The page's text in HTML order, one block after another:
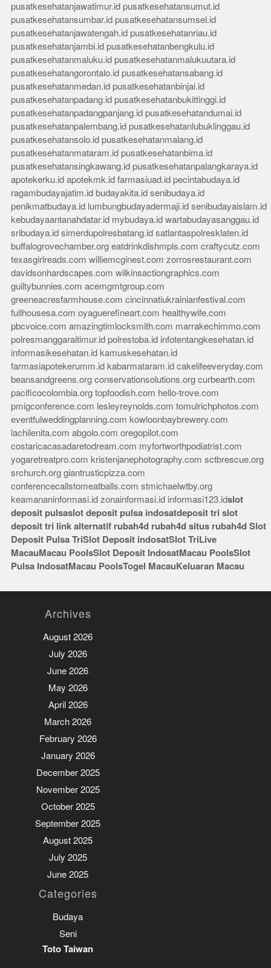
pusatkesehatanjawatimur.id pusatkesehatansumut.id
pusatkesehatansumbar.id pusatkesehatansumsel.id
pusatkesehatanjawatengah.id pusatkesehatanriau.id
pusatkesehatanjambi.id pusatkesehatanbengkulu.id
pusatkesehatanmaluku.id pusatkesehatanmalukuutara.id
pusatkesehatangorontalo.id pusatkesehatansabang.id
pusatkesehatanmedan.id pusatkesehatanbinjai.id
pusatkesehatanpadang.id pusatkesehatanbukittinggi.id
pusatkesehatanpadangpanjang.id pusatkesehatandumai.id
pusatkesehatanpalembang.id pusatkesehatanlubuklinggau.id
pusatkesehatansolo.id pusatkesehatanmalang.id
pusatkesehatanmataram.id pusatkesehatanbima.id
pusatkesehatansingkawang.id pusatkesehatanpalangkaraya.id
apotekerku.id apotekmk.id farmasiuad.id pecintabudaya.id
ragambudayajatim.id budayakita.id senibudaya.id
penikmatbudaya.id lumbungbudayadermaji.id senibudayaislam.id
kebudayaantanahdatar.id mybudaya.id wartabudayasanggau.id
sribudaya.id simerdupolresbatang.id satlantaspolresklaten.id
buffalogrovechamber.org eatdrinkdishmpls.com craftycutz.com
texasgirlreads.com williemcginest.com zorrosrestaurant.com
davidsonhardscapes.com wilkinsactiongraphics.com
guiltybunnies.com acemgmtgroup.com
greeneacresfarmhouse.com cincinnatiukrainianfestival.com
fullhousesa.com oyaguerefineart.com healthywife.com
pbcvoice.com amazingtimlocksmith.com marrakechimmo.com
polresmanggaraitimur.id polrestoba.id infotentangkesehatan.id
informasikesehatan.id kamuskesehatan.id
farmasiapotekerumm.id kabarmataram.id cakelifeeveryday.com
beansandgreens.org conservationsolutions.org curbearth.com
pacificocolombia.org topfoodish.com hello-trove.com
pmigconference.com lesleyreynolds.com tomulrichphotos.com
eventfulweddingplanning.com kowloonbaybrewery.com
lachilenita.com abgolo.com oregopilot.com
costaricacasadaretodream.com myfortworthpodiatrist.com
yogaretreatpro.com kristenjanephotography.com sctbrescue.org
srchurch.org giantrusticpizza.com
conferencecallstomeatballs.com stmichaelwtby.org
keamananinformasi.id zonainformasi.id informasi123.idslot
deposit pulsaslot deposit pulsa indosatdeposit tri slot
deposit tri link alternatif rubah4d rubah4d situs rubah4d Slot
Deposit Pulsa TriSlot Deposit indosatSlot TriLive
MacauMacau PoolsSlot Deposit IndosatMacau PoolsSlot
Pulsa IndosatMacau PoolsTogel MacauKeluaran Macau
Archives
August 2026
July 2026
June 2026
May 2026
April 2026
March 2026
February 2026
January 2026
December 2025
November 2025
October 2025
September 2025
August 2025
July 2025
June 2025
Categories
Budaya
Seni
Toto Taiwan